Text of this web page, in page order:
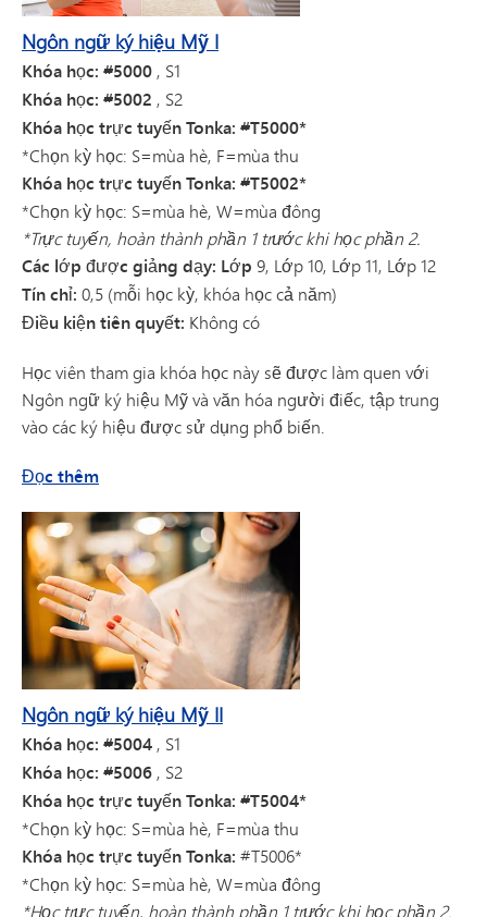
Ngôn ngữ ký hiệu Mỹ I
Khóa học: #5000 , S1
Khóa học: #5002 , S2
Khóa học trực tuyến Tonka: #T5000*
*Chọn kỳ học: S=mùa hè, F=mùa thu
Khóa học trực tuyến Tonka: #T5002*
*Chọn kỳ học: S=mùa hè, W=mùa đông
*Trực tuyến, hoàn thành phần 1 trước khi học phần 2.
Các lớp được giảng dạy: Lớp 9, Lớp 10, Lớp 11, Lớp 12
Tín chỉ: 0,5 (mỗi học kỳ, khóa học cả năm)
Điều kiện tiên quyết: Không có
Học viên tham gia khóa học này sẽ được làm quen với
Ngôn ngữ ký hiệu Mỹ và văn hóa người điếc, tập trung
vào các ký hiệu được sử dụng phổ biến.
Đọc thêmvề Ngôn ngữ ký hiệu Mỹ I
Ngôn ngữ ký hiệu Mỹ II
Khóa học: #5004 , S1
Khóa học: #5006 , S2
Khóa học trực tuyến Tonka: #T5004*
*Chọn kỳ học: S=mùa hè, F=mùa thu
Khóa học trực tuyến Tonka: #T5006*
*Chọn kỳ học: S=mùa hè, W=mùa đông
*Học trực tuyến, hoàn thành phần 1 trước khi học phần 2.